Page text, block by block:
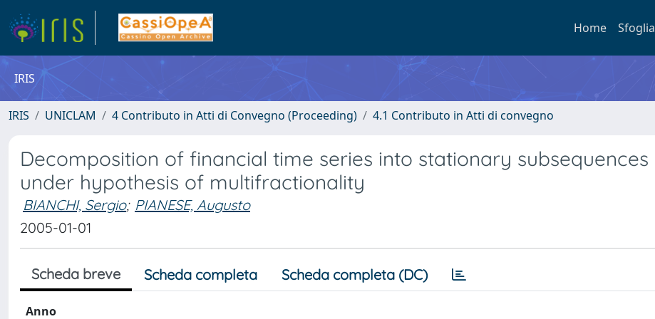
Home Sfoglia
IRIS
IRIS UNICLAM 4 Contributo in Atti di Convegno (Proceeding) 4.1 Contributo in Atti di convegno
Decomposition of financial time series into stationary subsequences
under hypothesis of multifractionality
BIANCHI, Sergio; PIANESE, Augusto
2005-01-01
Scheda breve Scheda completa Scheda completa (DC)
Anno